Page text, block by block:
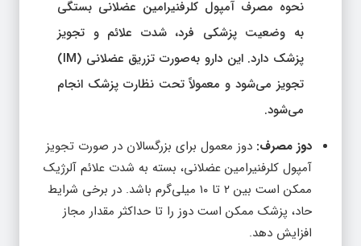
به وضعیت پزشکی فرد، شدت علائم و تجویز
پزشک دارد. این دارو به‌صورت تزریق عضلانی (IM)
تجویز می‌شود و معمولاً تحت نظارت پزشک انجام
می‌شود.
آمپول کلرفنیرامین عضلانی، بسته به شدت علائم آلرژیک
ممکن است بین ۲ تا ۱۰ میلی‌گرم باشد. در برخی شرایط
حاد، پزشک ممکن است دوز را تا حداکثر مقدار مجاز
افزایش دهد.
روش تزریق:آمپول باید توسط یک فرد متخصص به‌طور